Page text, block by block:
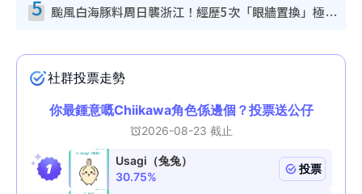
5 颱風白海豚料周日襲浙江！經歷5次「眼牆置換」極罕見 成登陸內地最長途颱風